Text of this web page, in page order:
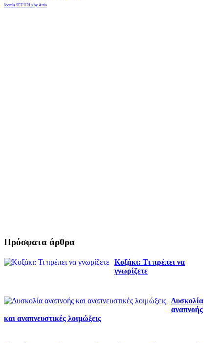
Joomla SEF URLs by Artio
Πρόσφατα άρθρα
Κοξάκι: Τι πρέπει να
γνωρίζετε
Δυσκολία
αναπνοής
και αναπνευστικές λοιμώξεις